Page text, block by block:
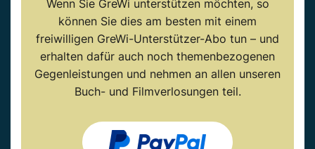
Wenn Sie GreWi unterstützen möchten, so
können Sie dies am besten mit einem
freiwilligen GreWi-Unterstützer-Abo tun – und
erhalten dafür auch noch themenbezogenen
Gegenleistungen und nehmen an allen unseren
Buch- und Filmverlosungen teil.